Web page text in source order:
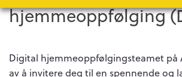
hjemmeoppfølging
Digital hjemmeoppfølgingsteamet på
av å invitere deg til en spennende og